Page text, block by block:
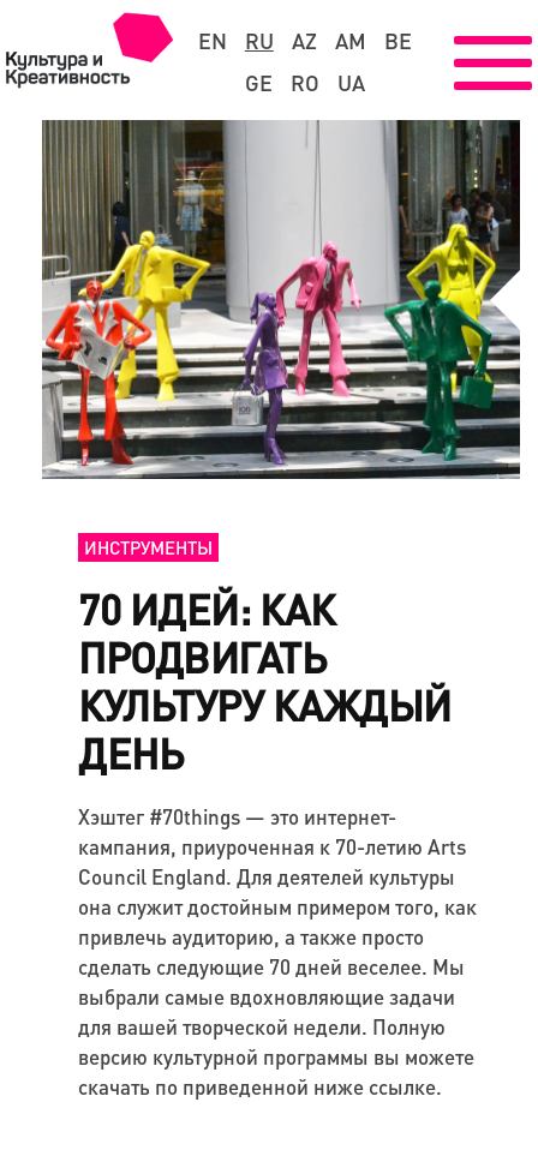
EN RU AZ AM
BE
GE
RO UA
ИНСТРУМЕНТЫ
70 ИДЕЙ: КАК
ПРОДВИГАТЬ
КУЛЬТУРУ КАЖДЫЙ
ДЕНЬ
Хэштег #70things — это интернет-
кампания, приуроченная к 70-летию Arts
Council England. Для деятелей культуры
она служит достойным примером того, как
привлечь аудиторию, а также просто
сделать следующие 70 дней веселее. Мы
выбрали самые вдохновляющие задачи
для вашей творческой недели. Полную
версию культурной программы вы можете
скачать по приведенной ниже ссылке.